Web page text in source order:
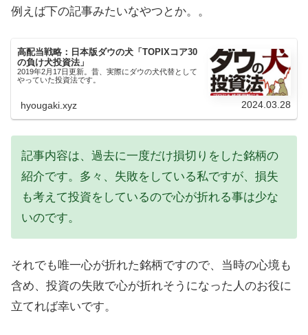
例えば下の記事みたいなやつとか。。
高配当戦略：日本版ダウの犬「TOPIXコア30
の負け犬投資法」
2019年2月17日更新。昔、実際にダウの犬代替として
やっていた投資法です。
hyougaki.xyz 2024.03.28
記事内容は、過去に一度だけ損切りをした銘柄の
紹介です。多々、失敗をしている私ですが、損失
も考えて投資をしているので心が折れる事は少な
いのです。
それでも唯一心が折れた銘柄ですので、当時の心境も
含め、投資の失敗で心が折れそうになった人のお役に
立てれば幸いです。